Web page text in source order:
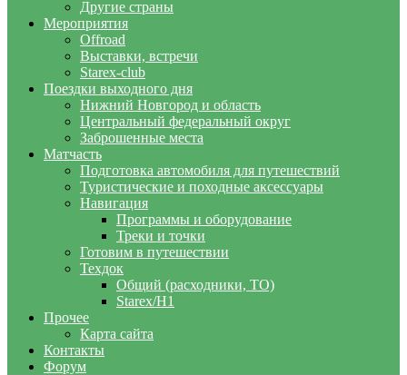
Другие страны
Мероприятия
Offroad
Выставки, встречи
Starex-club
Поездки выходного дня
Нижний Новгород и область
Центральный федеральный округ
Заброшенные места
Матчасть
Подготовка автомобиля для путешествий
Туристические и походные аксессуары
Навигация
Программы и оборудование
Треки и точки
Готовим в путешествии
Техдок
Общий (расходники, ТО)
Starex/H1
Прочее
Карта сайта
Контакты
Форум